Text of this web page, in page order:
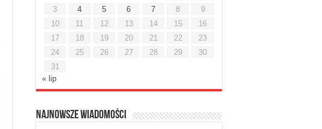
3
4 5 6 7 8
9
10
11 12 13 14 15
16
17
18 19 20 21 22
23
24
25 26 27 28 29
30
31
« lip
Najnowsze Wiadomości